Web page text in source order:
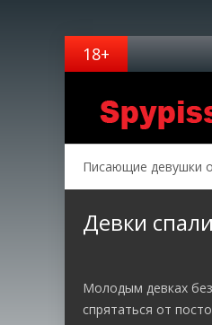
Писающие девушки
Девки
Молодым девках без
спрятаться от